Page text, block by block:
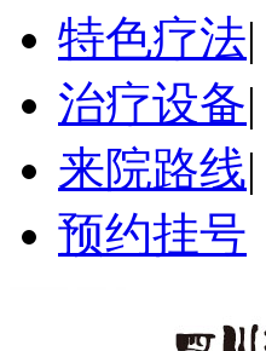
特色疗法|
治疗设备|
来院路线|
预约挂号